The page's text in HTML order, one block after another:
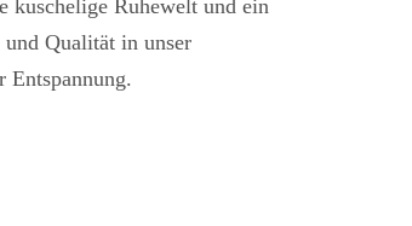
kuschelige Ruhewelt und ein
Qualität in unser
Entspannung.